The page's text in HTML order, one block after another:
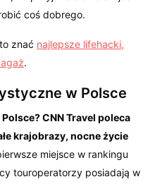
coś dobrego.
znać najlepsze lifehacki,
.
w Polsce
CNN Travel poleca
krajobrazy, nocne życie
miejsce w rankingu
touroperatorzy posiadają w